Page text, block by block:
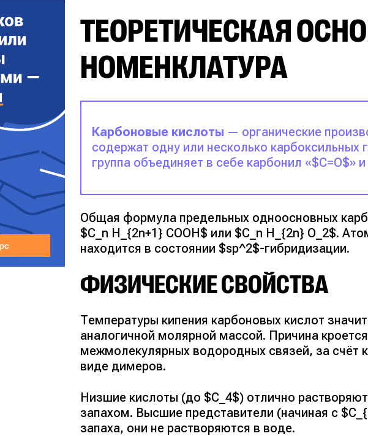
ТЕОРЕТИЧЕСКАЯ
НОМЕНКЛАТУРА
Карбоновые кислоты — органические
содержат одну или несколько карбоксильных
группа объединяет в себе карбонил «$C=O$»
Общая формула предельных одноосновных
$C_n H_{2n+1} COOH$ или $C_n H_{2n} O_2$.
находится в состоянии $sp^2$-гибридизации.
ФИЗИЧЕСКИЕ СВОЙСТВА
Температуры кипения карбоновых кислот
аналогичной молярной массой. Причина
межмолекулярных водородных связей, за счёт
виде димеров.
Низшие кислоты (до $C_4$) отлично
запахом. Высшие представители (начиная с
запаха, они не растворяются в воде.